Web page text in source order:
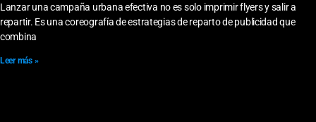
Lanzar una campaña urbana efectiva no es solo imprimir flyers y salir a
repartir. Es una coreografía de estrategias de reparto de publicidad que
combina
Leer más »